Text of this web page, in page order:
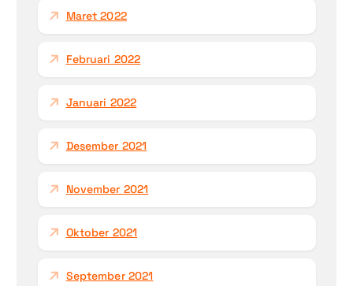
Maret 2022
Februari 2022
Januari 2022
Desember 2021
November 2021
Oktober 2021
September 2021